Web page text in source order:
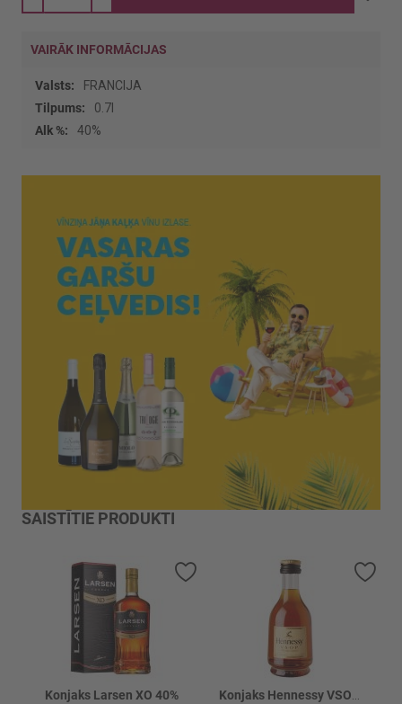
VAIRĀK INFORMĀCIJAS
Vairāk
informācijas
FRANCIJA
0.7l
40%
SAISTĪTIE PRODUKTI
Konjaks Larsen XO 40%
Pievienot vēlmju sarakstam